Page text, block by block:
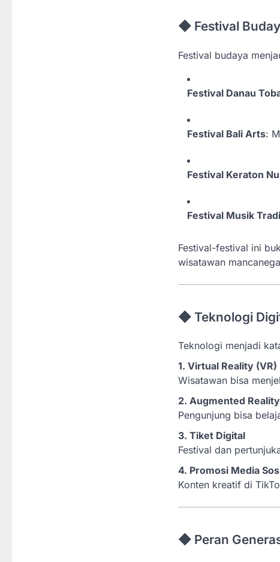
◆ Festival
Festival budaya
Festival Danau
Festival Bali Arts:
Festival Keraton
Festival Musik
Festival-festival ini
wisatawan
◆ Teknologi
Teknologi menjadi
1. Virtual Reality (VR)
Wisatawan bisa
2. Augmented
Pengunjung bisa
3. Tiket Digital
Festival dan
4. Promosi Media
Konten kreatif di
◆ Peran